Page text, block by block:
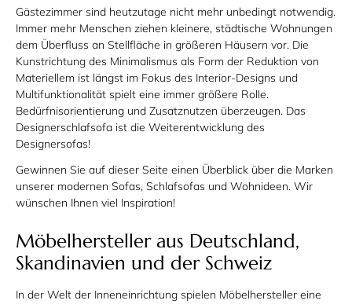
Gästezimmer sind heutzutage nicht mehr unbedingt notwendig.
Immer mehr Menschen ziehen kleinere, städtische Wohnungen
dem Überfluss an Stellfläche in größeren Häusern vor. Die
Kunstrichtung des Minimalismus als Form der Reduktion von
Materiellem ist längst im Fokus des Interior-Designs und
Multifunktionalität spielt eine immer größere Rolle.
Bedürfnisorientierung und Zusatznutzen überzeugen. Das
Designerschlafsofa ist die Weiterentwicklung des
Designersofas!
Gewinnen Sie auf dieser Seite einen Überblick über die Marken
unserer modernen Sofas, Schlafsofas und Wohnideen. Wir
wünschen Ihnen viel Inspiration!
Möbelhersteller aus Deutschland,
Skandinavien und der Schweiz
In der Welt der Inneneinrichtung spielen Möbelhersteller eine